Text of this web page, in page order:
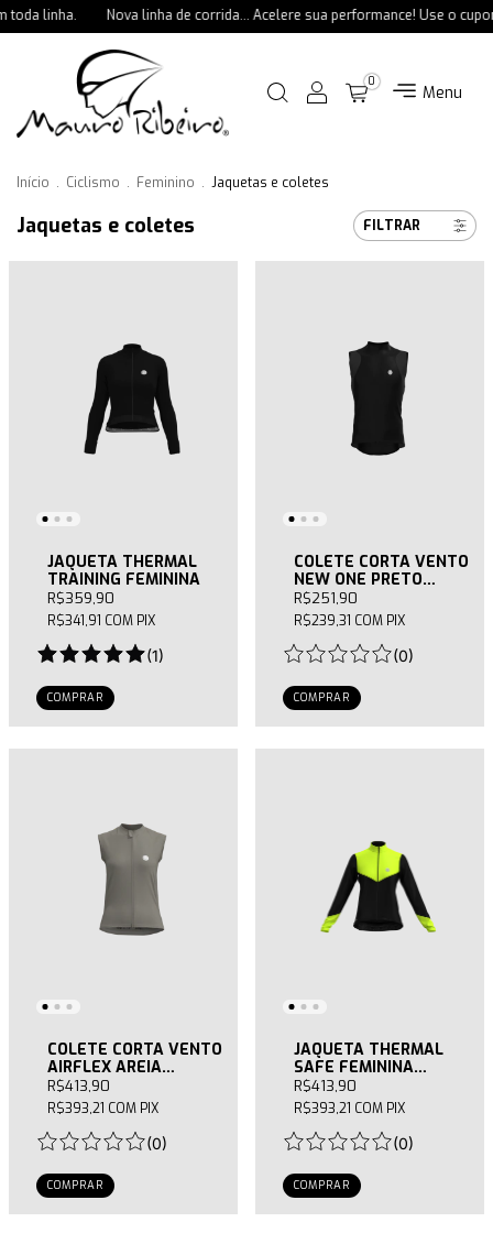
linha. Nova linha de corrida... Acelere sua performance! Use o cupom
Menu
0
Início . Ciclismo . Feminino . Jaquetas e coletes
Jaquetas e coletes FILTRAR
JAQUETA THERMAL
TRAINING FEMININA
R$359,90
R$341,91 COM PIX
(1)
COMPRAR
COLETE CORTA VENTO
NEW ONE PRETO
FEMININO
R$251,90
R$239,31 COM PIX
(0)
COMPRAR
COLETE CORTA VENTO
AIRFLEX AREIA
FEMININO
R$413,90
R$393,21 COM PIX
(0)
COMPRAR
JAQUETA THERMAL
SAFE FEMININA
AMARELA
R$413,90
R$393,21 COM PIX
(0)
COMPRAR